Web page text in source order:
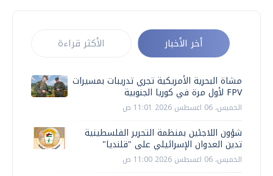
أخر الأخبار الأكثر قراءة
مشاة البحرية الأمريكية تجري تدريبات بمسيرات
FPV لأول مرة في كوريا الجنوبية
الخميس، 06 اغسطس 2026 11:01 ص
شؤون اللاجئين بمنظمة التحرير الفلسطينية
تدين العدوان الإسرائيلي على "قلنديا"
الخميس، 06 اغسطس 2026 11:00 ص